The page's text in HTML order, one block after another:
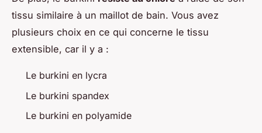
tissu similaire à un maillot de bain. Vous avez
plusieurs choix en ce qui concerne le tissu
extensible, car il y a :
Le burkini en lycra
Le burkini spandex
Le burkini en polyamide